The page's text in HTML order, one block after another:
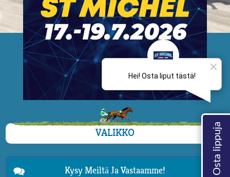
VALIKKO
Kysy Meiltä Ja Vastaamme!